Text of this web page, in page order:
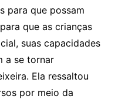
para que possam
que as crianças
suas capacidades
a se tornar
Ela ressaltou
por meio da